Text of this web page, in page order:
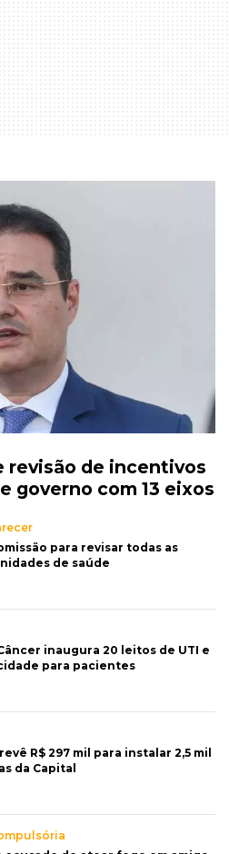
revisão de incentivos
governo com 13 eixos
para revisar todas as
de saúde
inaugura 20 leitos de UTI e
para pacientes
R$ 297 mil para instalar 2,5 mil
da Capital